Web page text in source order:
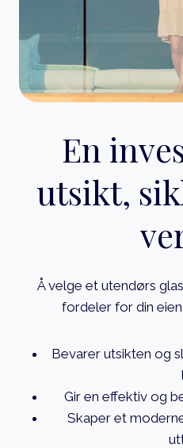
En
utsikt,
Å velge et utendørs
fordeler for din
Bevarer utsikten og
Gir en effektiv og
Skaper et